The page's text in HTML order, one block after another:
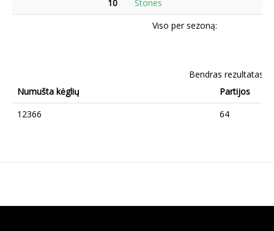
10
Stones
Viso per sezoną:
Bendras rezultatas
Numušta kėglių
Partijos
12366
64